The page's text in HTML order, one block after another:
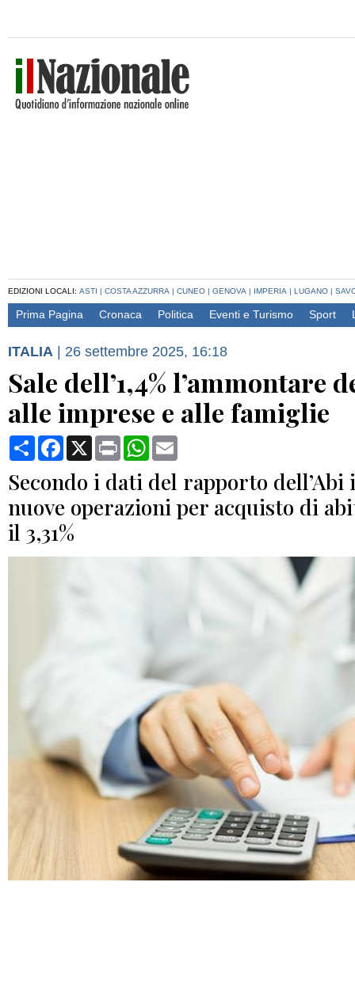
EDIZIONI LOCALI: ASTI | COSTA AZZURRA | CUNEO | GENOVA | IMPERIA | LUGANO |
Prima Pagina Cronaca Politica Eventi e Turismo Sport
ITALIA | 26 settembre 2025, 16:18
Sale dell’1,4% l’ammontare
alle imprese e alle famiglie
CondividiFacebook
X Print WhatsApp
Secondo i dati del rapporto dell’Abi
nuove operazioni per acquisto di
il 3,31%